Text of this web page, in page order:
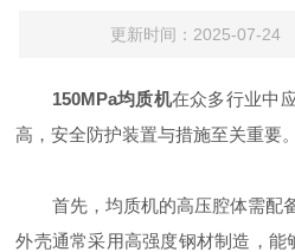
更新时间：2025-07-
150MPa均质机在众多行业中
高，安全防护装置与措施至关重要。
首先，均质机的高压腔体需配
外壳通常采用高强度钢材制造，能